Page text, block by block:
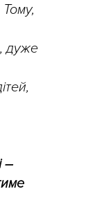
дуже
–